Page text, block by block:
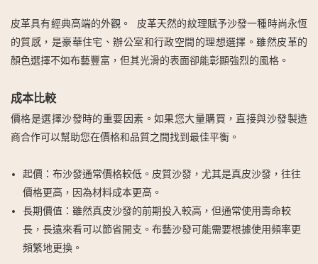
皮革具有經典高端的外觀。
皮革天然的紋理賦予沙發一種時尚永恆
的質感，是豪華住宅、辦公室和行政空間的理想選擇。雖然皮革的
顏色選擇不如布藝豐富，但其光滑的表面卻能彰顯強烈的風格。
成本比較
價格是選擇沙發時的重要因素。如果您大量購買，直接與沙發製造
商合作可以幫助您在價格和品質之間找到最佳平衡。
起價 ：布沙發通常價格較低。皮質沙發，尤其是真皮沙發，往往
價格更高，因為材料成本更高。
長期價值 ：雖然真皮沙發的前期投入較高，但通常使用壽命較
長，長遠來看可以節省開支。布藝沙發可能需要根據使用頻率更
頻繁地更換。